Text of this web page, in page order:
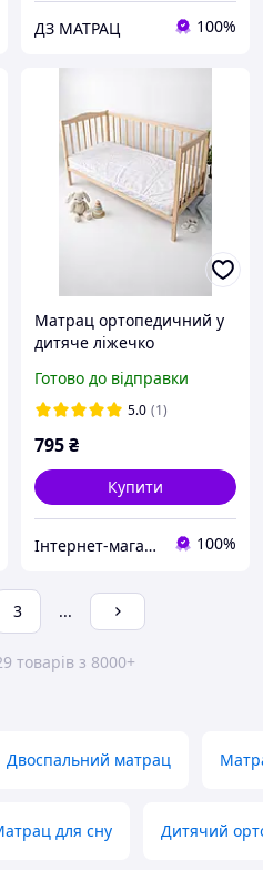
ДЗ МАТРАЦ 100%
Матрац ортопедичний у
дитяче ліжечко
поролон-кокос) 120х60х7
см
Готово до відправки
5.0 (1)
795₴
Купити
Інтернет-магазин Пузік 100%
3 ...
товарів з 8000+
Двоспальний матрац
для сну Дитячий